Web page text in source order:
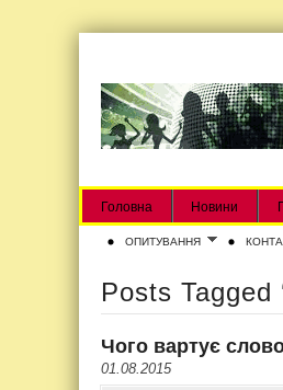
Головна Новини
ОПИТУВАННЯ
Posts Tagged
Чого вартує
01.08.2015